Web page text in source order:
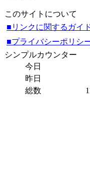
このサイトについて
■リンクに関するガイ
■プライバシーポリシ
シンプルカウンター
今日
昨日
総数